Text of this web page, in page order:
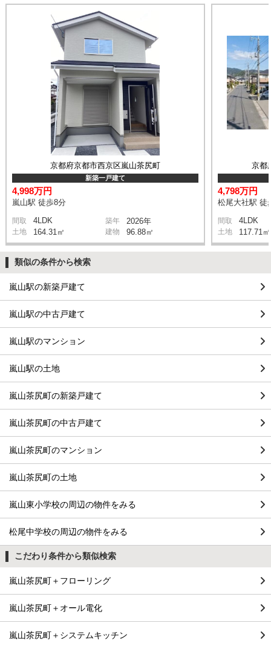
京都府京都市西京区嵐山茶尻町
新築一戸建て
4,998万円
嵐山駅 徒歩8分
間取 4LDK 築年 2026年
土地 164.31㎡ 建物 96.88㎡
京都
4,798万円
松尾大社駅 徒
間取 4LDK
土地 117.71㎡
類似の条件から検索
嵐山駅の新築戸建て
嵐山駅の中古戸建て
嵐山駅のマンション
嵐山駅の土地
嵐山茶尻町の新築戸建て
嵐山茶尻町の中古戸建て
嵐山茶尻町のマンション
嵐山茶尻町の土地
嵐山東小学校の周辺の物件をみる
松尾中学校の周辺の物件をみる
こだわり条件から類似検索
嵐山茶尻町＋フローリング
嵐山茶尻町＋オール電化
嵐山茶尻町＋システムキッチン